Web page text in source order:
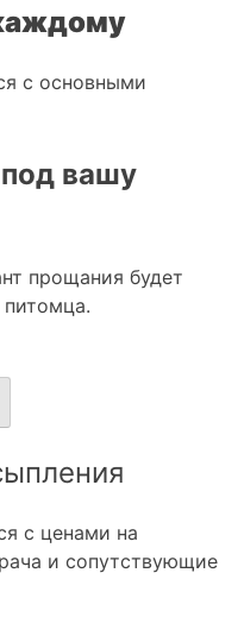
с основными
вашу
прощания будет
с ценами на
и сопутствующие